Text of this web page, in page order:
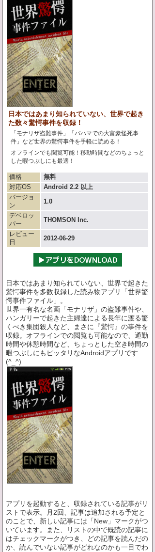
日本ではあまり知られていない、世界で起き
た数々驚愕事件を収録！
「モナリザ盗難事件」「バハマでの大富豪怪死事
件」など世界の驚愕事件を手軽に読める！
オフラインでも閲覧可能！移動時間などのちょっと
した暇つぶしにも最適！
価格
無料
対応OS
Android 2.2 以上
バージョ
ン
1.0
デベロッ
パー
THOMSON Inc.
レビュー
日
2012-06-29
日本ではあまり知られていない、世界で起きた
驚愕事件を多数収録した読み物アプリ「世界驚
愕事件ファイル」。
世界一有名な名画「モナリザ」の盗難事件や、
ハンガリーで起きた主婦達による長年に渡る驚
くべき集団殺人など、まさに『驚愕』の事件を
収録。オフラインでの閲覧も可能なので、通勤
時間や休憩時間など、ちょっとした空き時間の
暇つぶしにもピッタリなAndroidアプリです
(^_^)
アプリを起動すると、収録されている記事がリ
ストで表示。月2回、記事は追加される予定と
のことで、新しい記事には「New」マークがつ
いています。また、リストの中で既読の記事に
はチェックマークがつき、どの記事を読んだの
か、読んでいない記事がどれなのかも一目でわ